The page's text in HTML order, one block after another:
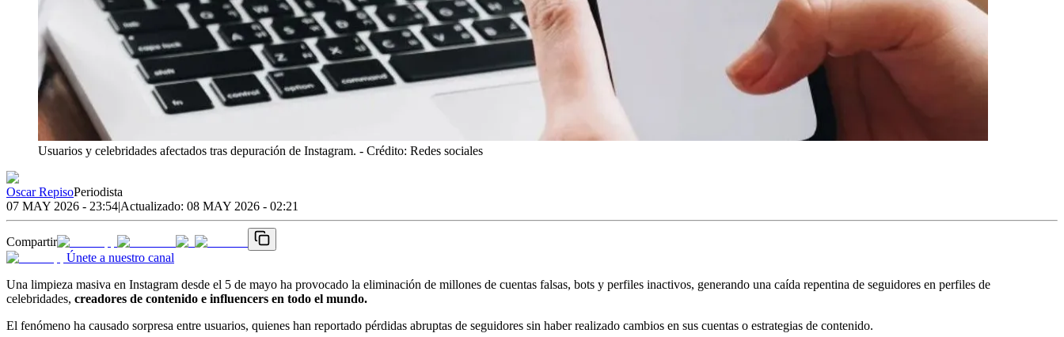
Usuarios y celebridades afectados tras depuración de Instagram. - Crédito: Redes sociales
Oscar RepisoPeriodista
07 MAY 2026 - 23:54|Actualizado: 08 MAY 2026 - 02:21
Compartir
Únete a nuestro canal
Una limpieza masiva en Instagram desde el 5 de mayo ha provocado la eliminación de millones de cuentas falsas, bots y perfiles inactivos, generando una caída repentina de seguidores en perfiles de
celebridades, creadores de contenido e influencers en todo el mundo.
El fenómeno ha causado sorpresa entre usuarios, quienes han reportado pérdidas abruptas de seguidores sin haber realizado cambios en sus cuentas o estrategias de contenido.